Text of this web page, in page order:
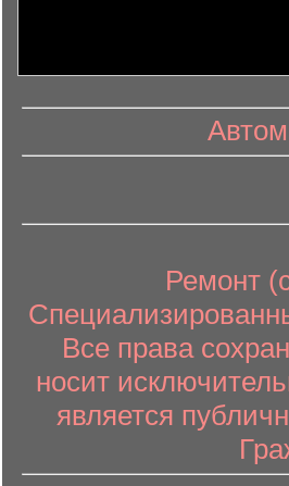
информационный контент
Ремонт
Все права
носит
является